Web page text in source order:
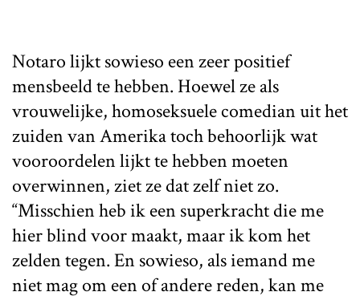
Notaro lijkt sowieso een zeer positief
mensbeeld te hebben. Hoewel ze als
vrouwelijke, homoseksuele comedian uit het
zuiden van Amerika toch behoorlijk wat
vooroordelen lijkt te hebben moeten
overwinnen, ziet ze dat zelf niet zo.
“Misschien heb ik een superkracht die me
hier blind voor maakt, maar ik kom het
zelden tegen. En sowieso, als iemand me
niet mag om een of andere reden, kan me